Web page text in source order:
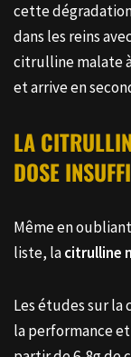
cette
dans les reins
citrulline malate
et arrive en
LA
DOSE
Même en
liste, lacitrulline
Les études sur
la performance